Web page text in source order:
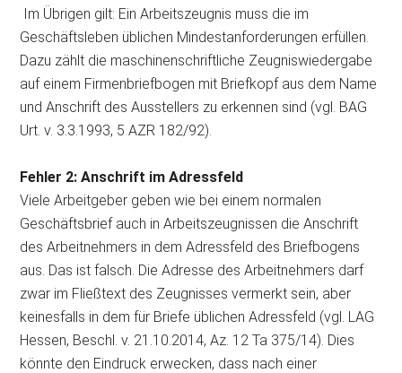
Im Übrigen gilt: Ein Arbeitszeugnis muss die im
Geschäftsleben üblichen Mindestanforderungen erfüllen.
Dazu zählt die maschinenschriftliche Zeugniswiedergabe
auf einem Firmenbriefbogen mit Briefkopf aus dem Name
und Anschrift des Ausstellers zu erkennen sind (vgl. BAG
Urt. v. 3.3.1993, 5 AZR 182/92).
Fehler 2: Anschrift im Adressfeld
Viele Arbeitgeber geben wie bei einem normalen
Geschäftsbrief auch in Arbeitszeugnissen die Anschrift
des Arbeitnehmers in dem Adressfeld des Briefbogens
aus. Das ist falsch. Die Adresse des Arbeitnehmers darf
zwar im Fließtext des Zeugnisses vermerkt sein, aber
keinesfalls in dem für Briefe üblichen Adressfeld (vgl. LAG
Hessen, Beschl. v. 21.10.2014, Az. 12 Ta 375/14). Dies
könnte den Eindruck erwecken, dass nach einer